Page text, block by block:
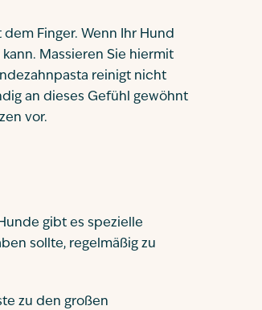
Finger. Wenn Ihr Hund
Massieren Sie hiermit
reinigt nicht
an dieses Gefühl gewöhnt
vor.
gibt es spezielle
sollte, regelmäßig zu
zu den großen